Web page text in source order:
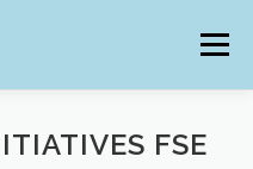
Menu
FSE